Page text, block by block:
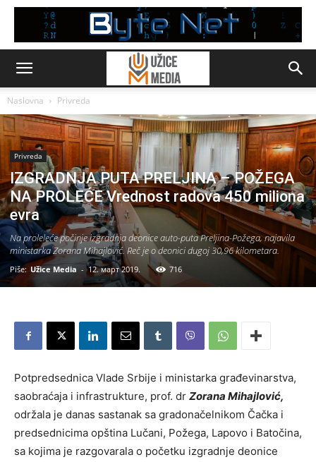
Naslovna Privreda
Privreda
IZGRADNJA PUTA PRELJINA – POŽEGA
NA PROLEĆE Vrednost radova 450 miliona
evra
Na proleleće počinje izgradnja deonice auto-puta Preljina-Požega, najavila
ministarka Zorana Mihajlović. Reč je o deonici dugoj 30,96 kilometara.
Piše: Užice Media - 12. март 2019. 716
Potpredsednica Vlade Srbije i ministarka građevinarstva,
saobraćaja i infrastrukture, prof. dr Zorana Mihajlović,
održala je danas sastanak sa gradonačelnikom Čačka i
predsednicima opština Lučani, Požega, Lapovo i Batočina,
sa kojima je razgovarala o početku izgradnje deonice